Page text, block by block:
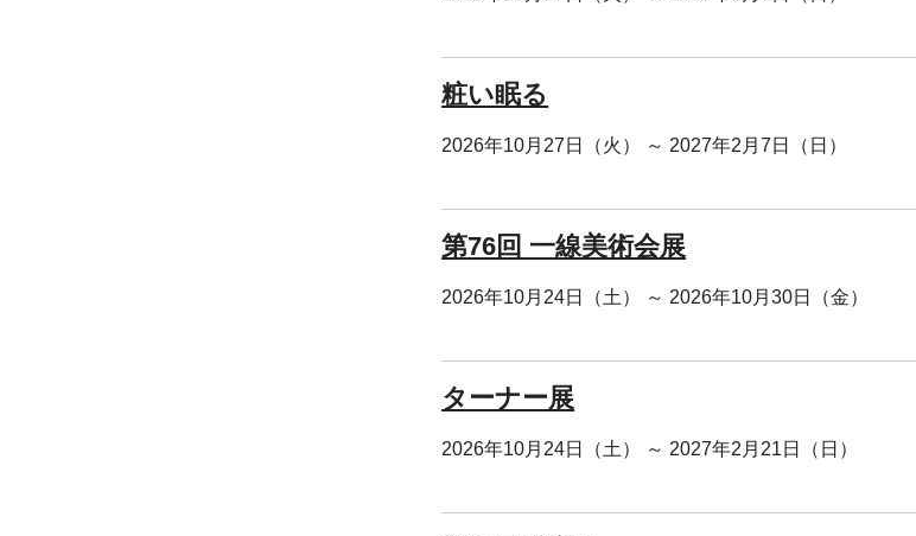
粧い眠る
2026年10月27日（火） ～ 2027年2月7日（日）
第76回 一線美術会展
2026年10月24日（土） ～ 2026年10月30日（金）
ターナー展
2026年10月24日（土） ～ 2027年2月21日（日）